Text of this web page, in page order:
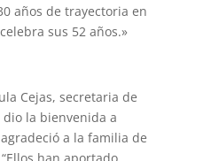
años de trayectoria en
sus 52 años.»
Cejas, secretaria de
la bienvenida a
a la familia de
han aportado